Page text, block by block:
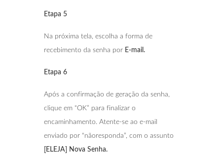
Etapa 5
Na próxima tela, escolha a forma de
recebimento da senha por E-mail.
Etapa 6
Após a confirmação de geração da senha,
clique em “OK” para finalizar o
encaminhamento. Atente-se ao e-mail
enviado por “nãoresponda”, com o assunto
[ELEJA] Nova Senha.